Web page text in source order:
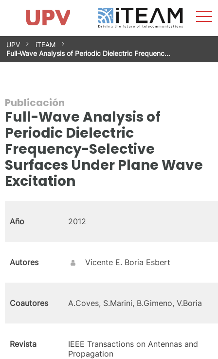
Saltar
contenido
Impacto
Grupos de investigación
Instalaciones
Spin-offs
Contacto
Prácticas
Noticias
Unidad de Igualdad
UPV
iTEAM
Full-Wave Analysis of Periodic Dielectric Frequenc…
Publicación
Full-Wave Analysis of
Periodic Dielectric
Frequency-Selective
Surfaces Under Plane Wave
Excitation
Año 2012
Autores Vicente E. Boria Esbert
Coautores A.Coves, S.Marini, B.Gimeno, V.Boria
Revista
IEEE Transactions on Antennas and
Propagation